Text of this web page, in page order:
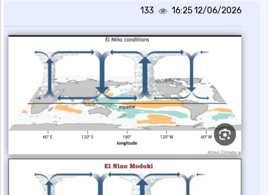
12/06/2026 16:25
133